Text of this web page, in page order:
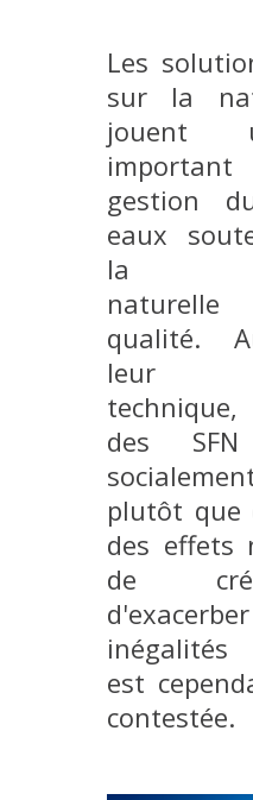
PROJETS EN COURS
PROJETS TERMINÉS
NOS RÉSEAUX
SÉMINAIRES RÉGULIERS
FORMATION
MASTER
INGÉNIEUR
FORMATION DOCTORALE
THÈSES EN COURS
PRODUCTION
MÉTHODES ET OUTILS
LOGICIELS
PUBLICATIONS SUR HAL
WORKING PAPERS
Les
sur la
jouent
gestion
eaux
la
naturelle
qualité.
leur
technique,
des
plutôt que
des effets
de
inégalités
est
contestée.